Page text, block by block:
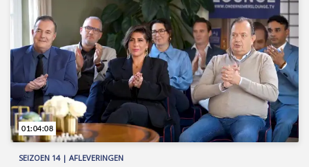
SEIZOEN 14 | AFLEVERINGEN
01:04:08